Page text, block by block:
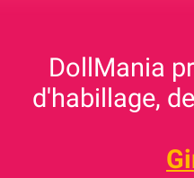
DollMania
d'habillage,